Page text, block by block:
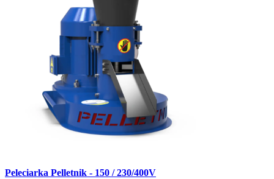
Peleciarka Pelletnik - 150 / 230/400V